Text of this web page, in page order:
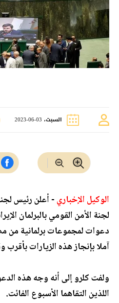
السبت، 03-06-2023
الوكيل الإخباري- أعلن رئيس
لجنة الأمن القومي بالبرلمان
دعوات لمجموعات برلمانية من
آملا بإنجاز هذه الزيارات
ولفت كلرو إلى أنه وجه هذه
اللذين التقاهما الأسبوع الفائت.